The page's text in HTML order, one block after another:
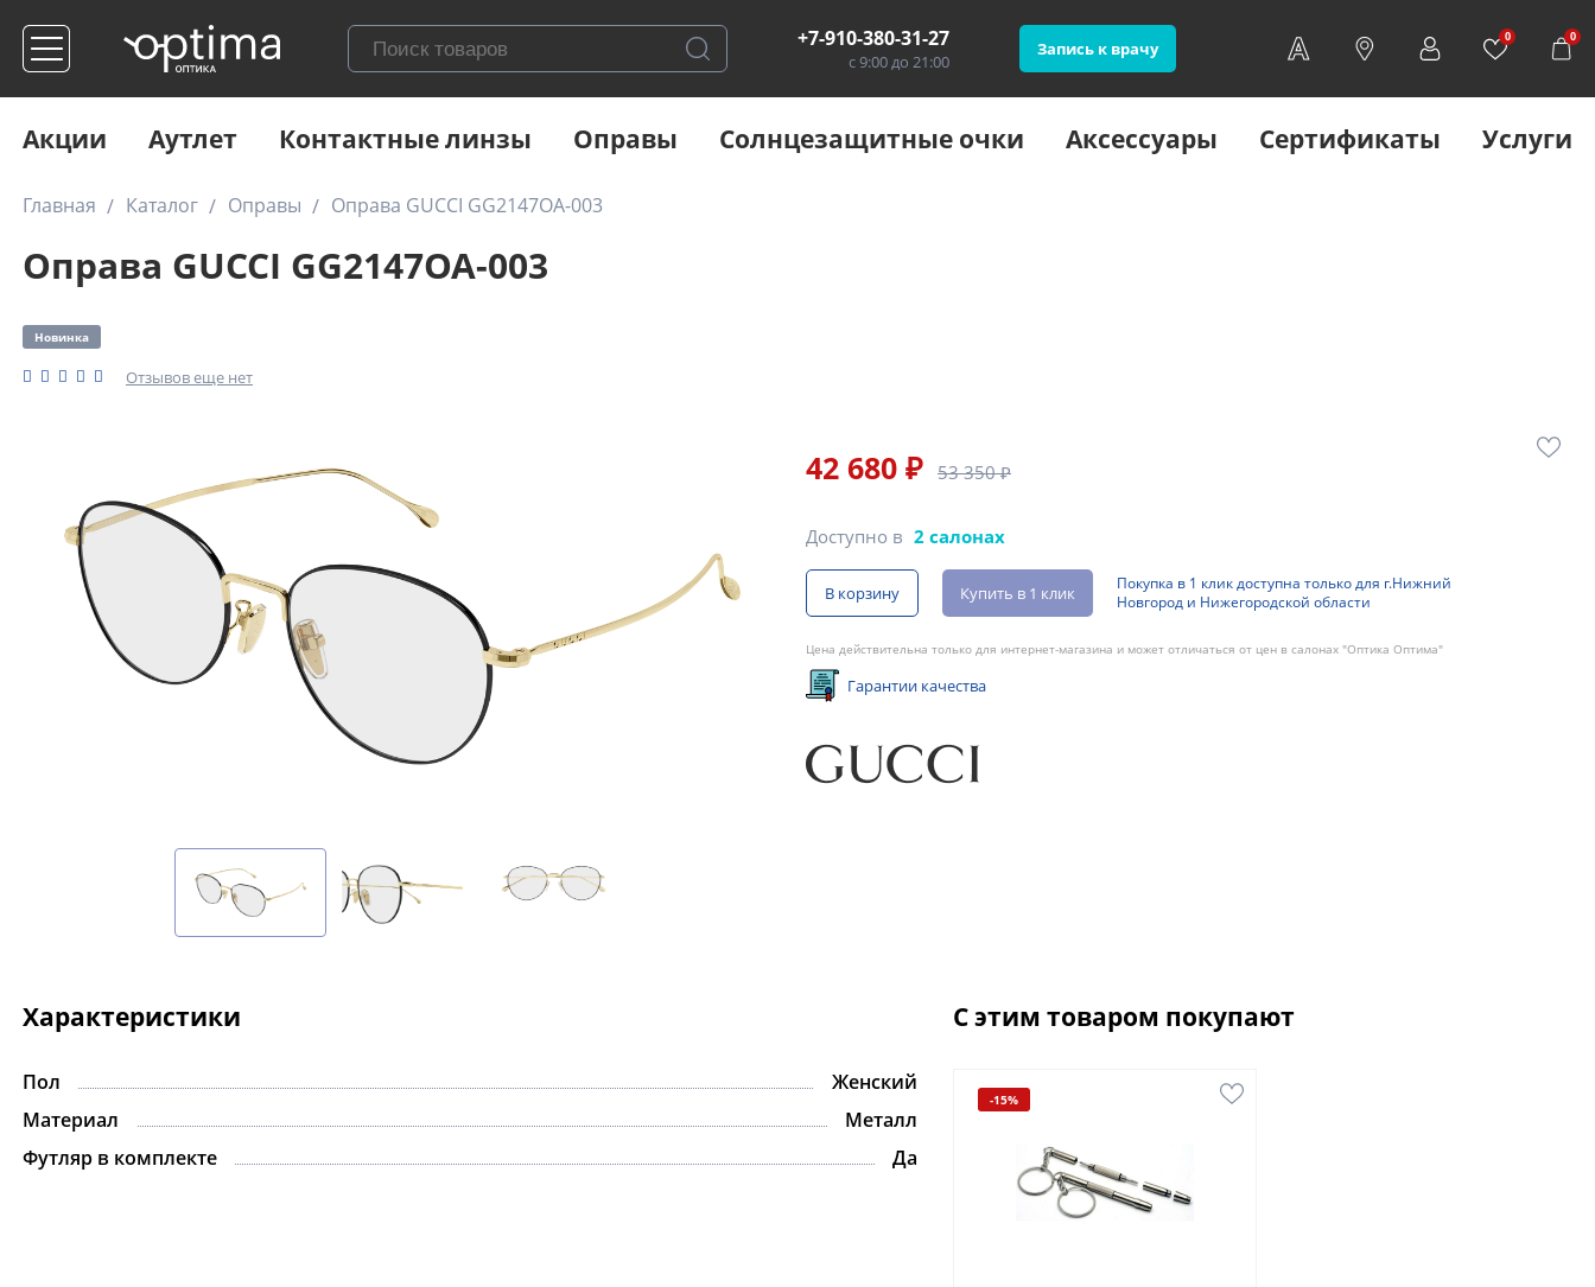
+7-910-380-31-27
с 9:00 до 21:00
Запись к врачу
0 0
Акции Аутлет Контактные линзы Оправы Солнцезащитные очки Аксессуары Сертификаты Услуги
Главная Каталог Оправы Оправа GUCCI GG2147OA-003
Оправа GUCCI GG2147OA-003
Новинка
Отзывов еще нет
42 680 ₽ 53 350 ₽
Доступно в 2 салонах
В корзину Купить в 1 клик
Покупка в 1 клик доступна только для г.Нижний
Новгород и Нижегородской области
Цена действительна только для интернет-магазина и может отличаться от цен в салонах "Оптика Оптима"
Гарантии качества
Характеристики
Пол
Женский
Материал
Металл
Футляр в комплекте
Да
С этим товаром покупают
-15%